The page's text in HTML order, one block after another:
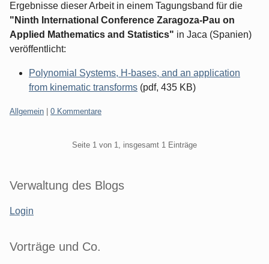
Ergebnisse dieser Arbeit in einem Tagungsband für die
"Ninth International Conference Zaragoza-Pau on
Applied Mathematics and Statistics" in Jaca (Spanien)
veröffentlicht:
Polynomial Systems, H-bases, and an application
from kinematic transforms (pdf, 435 KB)
Kategorien:
Allgemein 0 Kommentare
Seite 1 von 1, insgesamt 1 Einträge
Seitenleiste
Verwaltung des Blogs
Login
Vorträge und Co.